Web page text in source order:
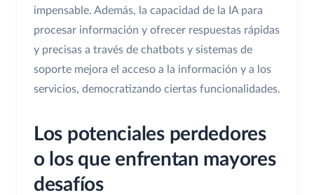
impensable. Además, la capacidad de la IA para
procesar información y ofrecer respuestas rápidas
y precisas a través de chatbots y sistemas de
soporte mejora el acceso a la información y a los
servicios, democratizando ciertas funcionalidades.
Los potenciales perdedores
o los que enfrentan mayores
desafíos